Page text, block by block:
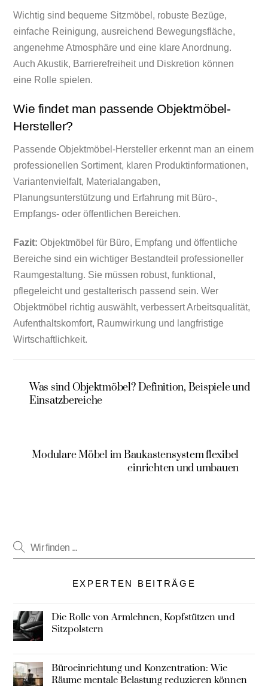
Wichtig sind bequeme Sitzmöbel, robuste Bezüge,
einfache Reinigung, ausreichend Bewegungsfläche,
angenehme Atmosphäre und eine klare Anordnung.
Auch Akustik, Barrierefreiheit und Diskretion können
eine Rolle spielen.
Wie findet man passende Objektmöbel-
Hersteller?
Passende Objektmöbel-Hersteller erkennt man an einem
professionellen Sortiment, klaren Produktinformationen,
Variantenvielfalt, Materialangaben,
Planungsunterstützung und Erfahrung mit Büro-,
Empfangs- oder öffentlichen Bereichen.
Fazit: Objektmöbel für Büro, Empfang und öffentliche
Bereiche sind ein wichtiger Bestandteil professioneller
Raumgestaltung. Sie müssen robust, funktional,
pflegeleicht und gestalterisch passend sein. Wer
Objektmöbel richtig auswählt, verbessert Arbeitsqualität,
Aufenthaltskomfort, Raumwirkung und langfristige
Wirtschaftlichkeit.
Was sind Objektmöbel? Definition, Beispiele und
Einsatzbereiche
Modulare Möbel im Baukastensystem flexibel
einrichten und umbauen
EXPERTEN BEITRÄGE
Die Rolle von Armlehnen, Kopfstützen und
Sitzpolstern
Büroeinrichtung und Konzentration: Wie
Räume mentale Belastung reduzieren können